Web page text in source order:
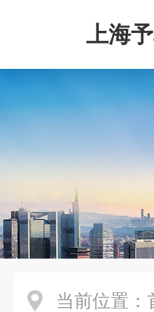
上海
当前位置：